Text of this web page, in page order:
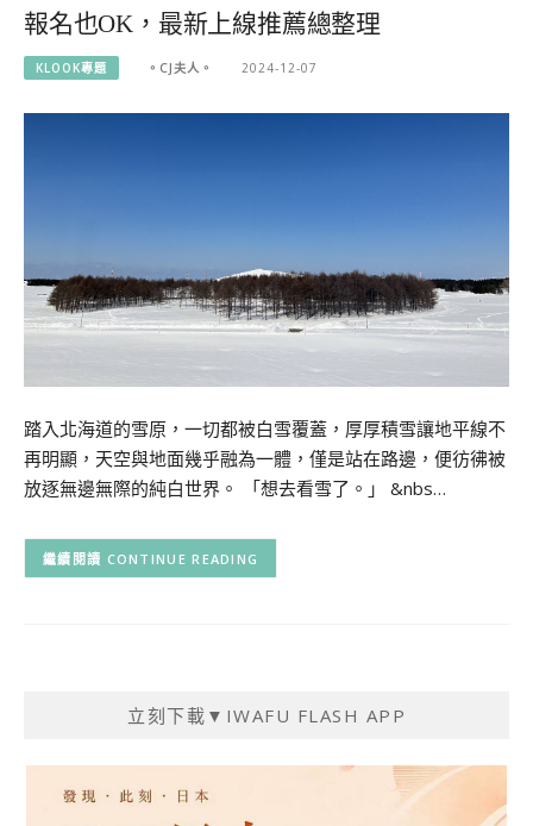
報名也OK，最新上線推薦總整理
KLOOK專題 。CJ夫人。 2024-12-07
踏入北海道的雪原，一切都被白雪覆蓋，厚厚積雪讓地平線不
再明顯，天空與地面幾乎融為一體，僅是站在路邊，便彷彿被
放逐無邊無際的純白世界。 「想去看雪了。」 &nbs…
CONTINUE READING
立刻下載▼IWAFU FLASH APP